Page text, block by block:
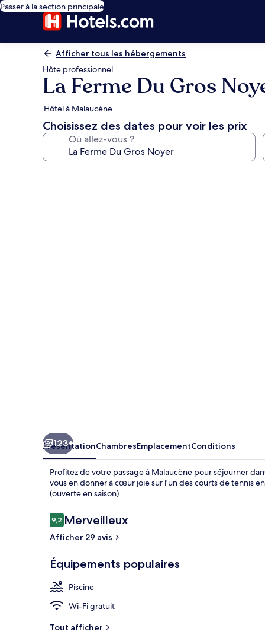
Passer à la section principale
Afficher tous les hébergements
Hôte professionnel
La Ferme Du Gros
Hôtel à Malaucène
Choisissez des dates pour voir les prix
Où allez-vous ?
123+
PrésentationChambresEmplacementConditions
Profitez de votre passage à Malaucène pour séjourner
vous en donner à cœur joie sur l'un des courts de tennis
(ouverte en saison).
Avis
voyageurs
9,29,2 sur 10
Merveilleux
Afficher 29 avis
Équipements populaires
Piscine
Wi-Fi gratuit
Tout afficher